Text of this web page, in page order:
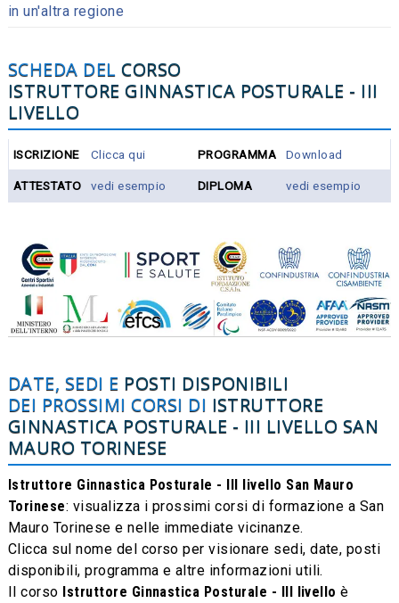
in un'altra regione
SCHEDA DELCORSO
ISTRUTTORE GINNASTICA POSTURALE - III
LIVELLO
ISCRIZIONE Clicca qui PROGRAMMA Download
ATTESTATO vedi esempio DIPLOMA vedi esempio
DATE, SEDI E POSTI DISPONIBILI
DEI PROSSIMI CORSI DI ISTRUTTORE
GINNASTICA POSTURALE - III LIVELLO SAN
MAURO TORINESE
Istruttore Ginnastica Posturale - III livello San Mauro
Torinese: visualizza i prossimi corsi di formazione a San
Mauro Torinese e nelle immediate vicinanze.
Clicca sul nome del corso per visionare sedi, date, posti
disponibili, programma e altre informazioni utili.
Il corso Istruttore Ginnastica Posturale - III livello è